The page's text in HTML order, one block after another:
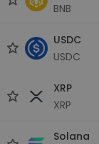
BNB
USDC
USDC
XRP
XRP
Solana